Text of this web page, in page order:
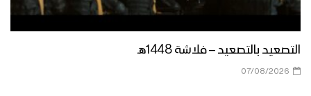
التصعيد بالتصعيد – فلاشة 1448هـ
07/08/2026